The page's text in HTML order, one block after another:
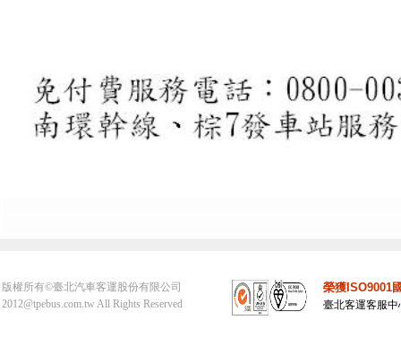
版權所有©臺北汽車客運股份有限公司
2012@tpebus.com.tw All Rights Reserved
榮獲ISO9001
臺北客運客服